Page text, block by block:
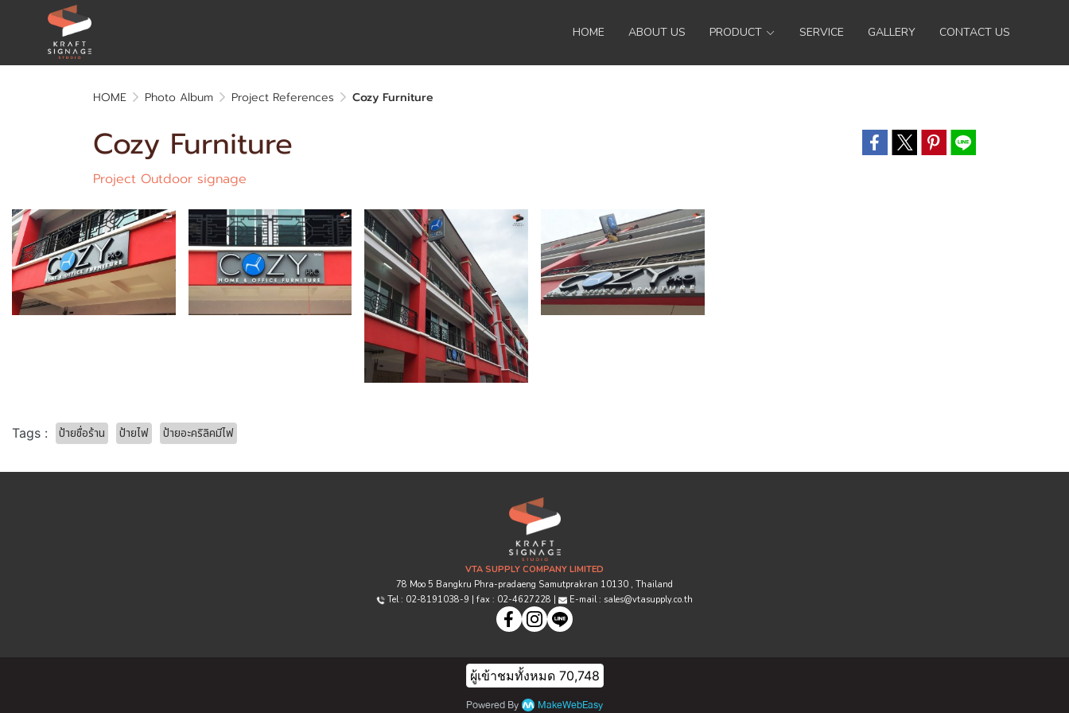
HOME ABOUT US PRODUCT SERVICE GALLERY CONTACT US
HOME Photo Album Project References Cozy Furniture
Cozy Furniture
Project Outdoor signage
Tags : ป้ายชื่อร้าน ป้ายไฟ ป้ายอะคริลิคมีไฟ
VTA SUPPLY COMPANY LIMITED
78 Moo 5 Bangkru Phra-pradaeng Samutprakran 10130 , Thailand
Tel : 02-8191038-9 | fax : 02-4627228 |
E-mail : sales@vtasupply.co.th
ผู้เข้าชมวันนี้50
Powered By MakeWebEasy